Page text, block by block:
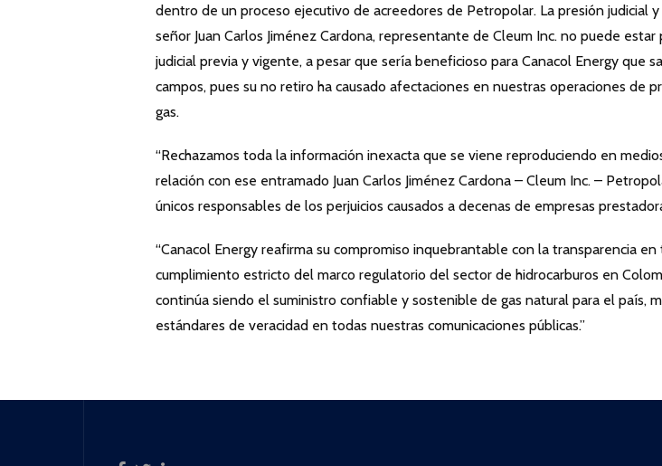
dentro de un proceso ejecutivo de acreedores de Petropolar. La presión judicial
señor Juan Carlos Jiménez Cardona, representante de Cleum Inc. no puede
judicial previa y vigente, a pesar que sería beneficioso para Canacol Energy que
campos, pues su no retiro ha causado afectaciones en nuestras operaciones de
gas.
“Rechazamos toda la información inexacta que se viene reproduciendo en
relación con ese entramado Juan Carlos Jiménez Cardona – Cleum Inc. –
únicos responsables de los perjuicios causados a decenas de empresas
“Canacol Energy reafirma su compromiso inquebrantable con la transparencia
cumplimiento estricto del marco regulatorio del sector de hidrocarburos en
continúa siendo el suministro confiable y sostenible de gas natural para el país,
estándares de veracidad en todas nuestras comunicaciones públicas.”